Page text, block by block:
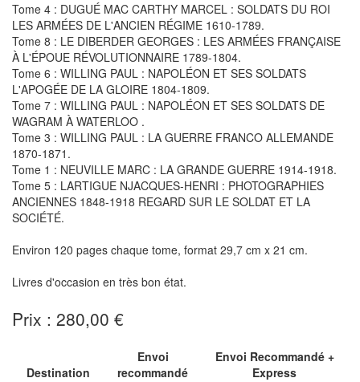
Tome 4 : DUGUÉ MAC CARTHY MARCEL : SOLDATS DU ROI
LES ARMÉES DE L'ANCIEN RÉGIME 1610-1789.
Tome 8 : LE DIBERDER GEORGES : LES ARMÉES FRANÇAISE
À L'ÉPOUE RÉVOLUTIONNAIRE 1789-1804.
Tome 6 : WILLING PAUL : NAPOLÉON ET SES SOLDATS
L'APOGÉE DE LA GLOIRE 1804-1809.
Tome 7 : WILLING PAUL : NAPOLÉON ET SES SOLDATS DE
WAGRAM À WATERLOO .
Tome 3 : WILLING PAUL : LA GUERRE FRANCO ALLEMANDE
1870-1871.
Tome 1 : NEUVILLE MARC : LA GRANDE GUERRE 1914-1918.
Tome 5 : LARTIGUE NJACQUES-HENRI : PHOTOGRAPHIES
ANCIENNES 1848-1918 REGARD SUR LE SOLDAT ET LA
SOCIÉTÉ.
Environ 120 pages chaque tome, format 29,7 cm x 21 cm.
Livres d'occasion en très bon état.
Prix : 280,00 €
Destination
Envoi
recommandé
Envoi Recommandé +
Express